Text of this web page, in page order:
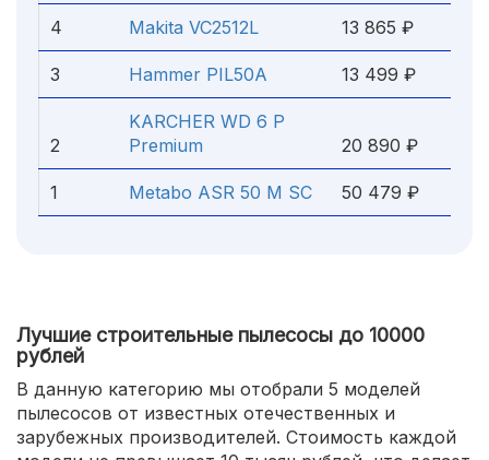
4 Makita VC2512L 13 865 ₽
3 Hammer PIL50A 13 499 ₽
2
KARCHER WD 6 P
Premium
20 890 ₽
1 Metabo ASR 50 M SC 50 479 ₽
Лучшие строительные пылесосы до 10000
рублей
В данную категорию мы отобрали 5 моделей
пылесосов от известных отечественных и
зарубежных производителей. Стоимость каждой